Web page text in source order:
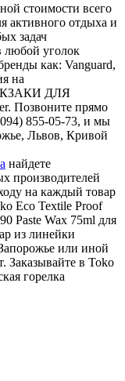
стоимости всего
активного отдыха и
задач
любой уголок
как: Vanguard,
на
ДЛЯ
Позвоните прямо
855-05-73, и мы
Львов, Кривой
найдете
производителей
на каждый товар
Eco Textile Proof
Paste Wax 75ml для
из линейки
или иной
Заказывайте в Toko
горелка